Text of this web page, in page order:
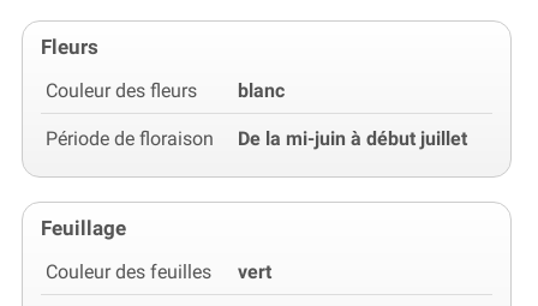
Fleurs
Couleur des fleurs blanc
Période de floraison De la mi-juin à début juillet
Feuillage
Couleur des feuilles vert